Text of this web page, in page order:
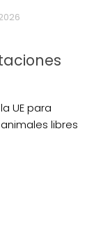
UE para
libres